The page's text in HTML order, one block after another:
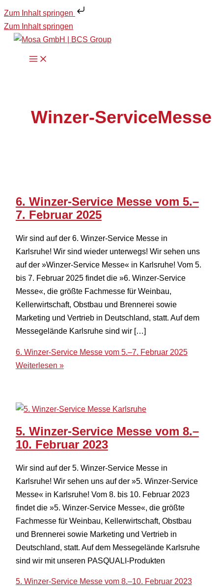
Zum Inhalt springen
Zum Inhalt springen
Winzer-ServiceMesse
6. Winzer-Service Messe vom 5.–
7. Februar 2025
Wir sind auf der 6. Winzer-Service Messe in
Karlsruhe! Wir sind wieder unterwegs! Wir sehen uns
auf der »Winzer-Service Messe« in Karlsruhe! Vom 5.
bis 7. Februar 2025 findet die »6. Winzer-Service
Messe«, die größte Fachmesse für Weinbau,
Kellerwirtschaft, Obstbau und Brennerei sowie
Marketing und Vertrieb in Deutschland, statt. Auf dem
Messegelände Karlsruhe sind wir […]
6. Winzer-Service Messe vom 5.–7. Februar 2025
Weiterlesen »
5. Winzer-Service Messe vom 8.–
10. Februar 2023
Wir sind auf der 5. Winzer-Service Messe in
Karlsruhe! Wir sehen uns auf der »5. Winzer-Service
Messe« in Karlsruhe! Vom 8. bis 10. Februar 2023
findet die »5. Winzer-Service Messe«, die größte
Fachmesse für Weinbau, Kellerwirtschaft, Obstbau
und Brennerei sowie Marketing und Vertrieb in
Deutschland, statt. Auf dem Messegelände Karlsruhe
sind wir mit unseren PASQUALI-Produkten
5. Winzer-Service Messe vom 8.–10. Februar 2023